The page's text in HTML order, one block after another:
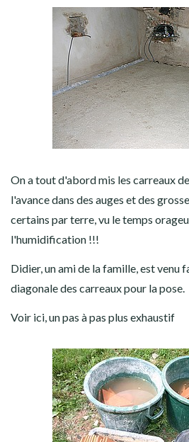
On a tout d'abord mis les carreaux
l'avance dans des auges et des
certains par terre, vu le temps
l'humidification !!!
Didier, un ami de la famille, est venu
diagonale des carreaux pour la pose.
Voir ici, un pas à pas plus exhaustif